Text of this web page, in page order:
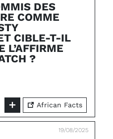
DES
COMME
CIBLE-T-IL
L’AFFIRME
?
African Facts
19/08/2025